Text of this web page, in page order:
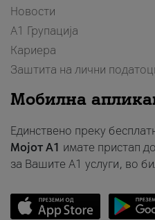
Новости
А1 Групација
Кариера
Заштита на лични
Мобилна
Единствено преку
Мојот A1 имате пристап
за Вашите A1 услуги, во